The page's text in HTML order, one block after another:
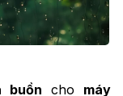
buồn cho máy